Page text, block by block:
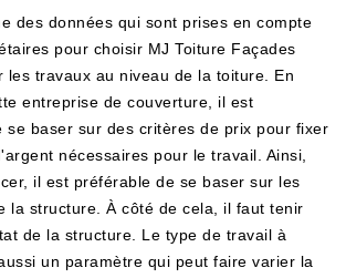
des données qui sont prises en compte
pour choisir MJ Toiture Façades
les travaux au niveau de la toiture. En
entreprise de couverture, il est
se baser sur des critères de prix pour fixer
nécessaires pour le travail. Ainsi,
il est préférable de se baser sur les
la structure. À côté de cela, il faut tenir
de la structure. Le type de travail à
un paramètre qui peut faire varier la